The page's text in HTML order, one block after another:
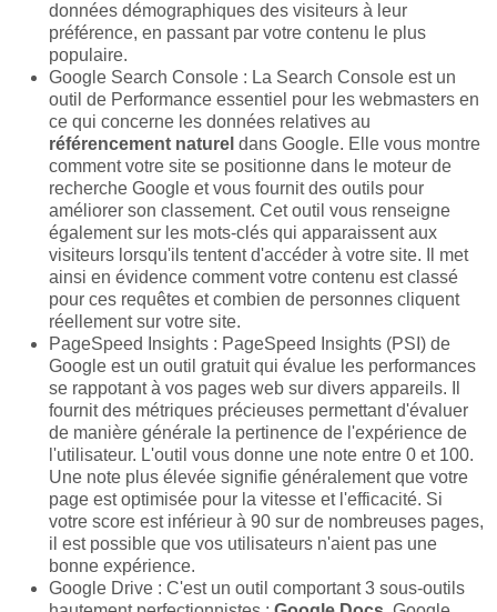
données démographiques des visiteurs à leur
préférence, en passant par votre contenu le plus
populaire.
Google Search Console : La Search Console est un
outil de Performance essentiel pour les webmasters en
ce qui concerne les données relatives au
référencement naturel dans Google. Elle vous montre
comment votre site se positionne dans le moteur de
recherche Google et vous fournit des outils pour
améliorer son classement. Cet outil vous renseigne
également sur les mots-clés qui apparaissent aux
visiteurs lorsqu'ils tentent d'accéder à votre site. Il met
ainsi en évidence comment votre contenu est classé
pour ces requêtes et combien de personnes cliquent
réellement sur votre site.
PageSpeed Insights : PageSpeed Insights (PSI) de
Google est un outil gratuit qui évalue les performances
se rappotant à vos pages web sur divers appareils. Il
fournit des métriques précieuses permettant d'évaluer
de manière générale la pertinence de l'expérience de
l'utilisateur. L'outil vous donne une note entre 0 et 100.
Une note plus élevée signifie généralement que votre
page est optimisée pour la vitesse et l'efficacité. Si
votre score est inférieur à 90 sur de nombreuses pages,
il est possible que vos utilisateurs n'aient pas une
bonne expérience.
Google Drive : C'est un outil comportant 3 sous-outils